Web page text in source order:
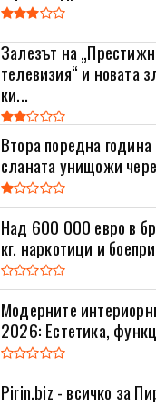
Залезът на
телевизия“ и новата
ки...
Втора поредна
сланата унищожи
Над 600 000 евро в
кг. наркотици и
Модерните
2026: Естетика,
Pirin.biz - всичко за